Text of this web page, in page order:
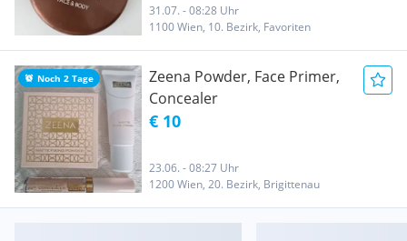
31.07. - 08:28 Uhr
1100 Wien, 10. Bezirk, Favoriten
Noch 2 Tage
Zeena Powder, Face Primer,
Concealer
€ 10
23.06. - 08:27 Uhr
1200 Wien, 20. Bezirk, Brigittenau